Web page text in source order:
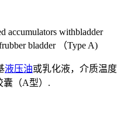
accumulators withbladder
bladder （Type A)
液压油或乳化液，介质温度
囊（A型）.